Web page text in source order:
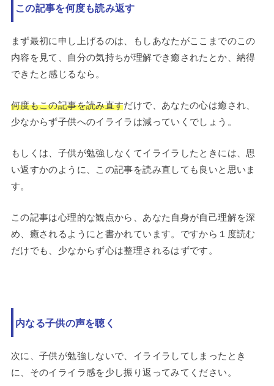
この記事を何度も読み返す
まず最初に申し上げるのは、もしあなたがここまでのこの
内容を見て、自分の気持ちが理解でき癒されたとか、納得
できたと感じるなら。
何度もこの記事を読み直すだけで、あなたの心は癒され、
少なからず子供へのイライラは減っていくでしょう。
もしくは、子供が勉強しなくてイライラしたときには、思
い返すかのように、この記事を読み直しても良いと思いま
す。
この記事は心理的な観点から、あなた自身が自己理解を深
め、癒されるようにと書かれています。ですから１度読む
だけでも、少なからず心は整理されるはずです。
内なる子供の声を聴く
次に、子供が勉強しないで、イライラしてしまったとき
に、そのイライラ感を少し振り返ってみてください。